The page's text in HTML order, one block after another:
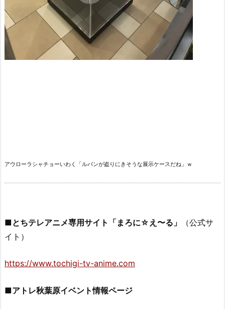
アウローラシャチョーいわく「ルパンが盗りにきそうな展示ケースだね」ｗ
■とちテレアニメ専用サイト「まろに☆え〜る」
（公式サ
イト）
https://www.tochigi-tv-anime.com
■アトレ秋葉原イベント情報ページ